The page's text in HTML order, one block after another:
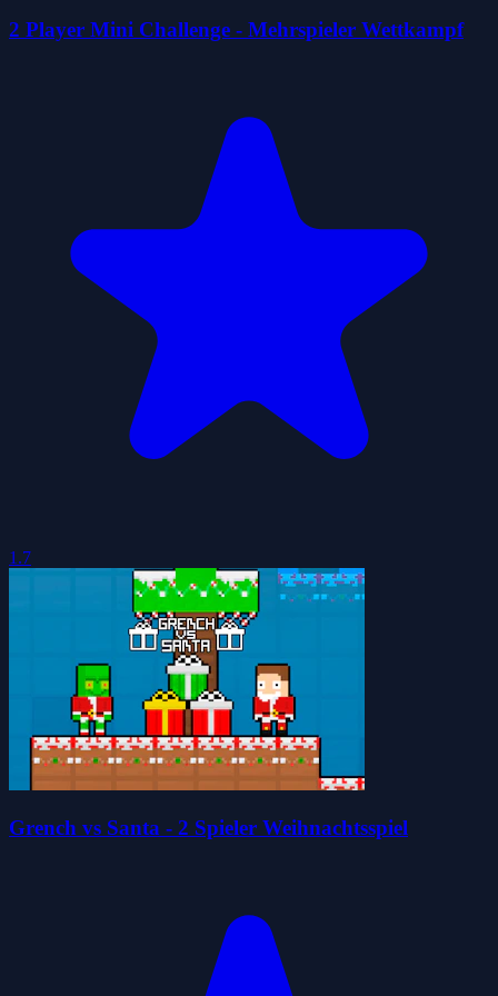
2 Player Mini Challenge - Mehrspieler Wettkampf
1.7
Grench vs Santa - 2 Spieler Weihnachtsspiel